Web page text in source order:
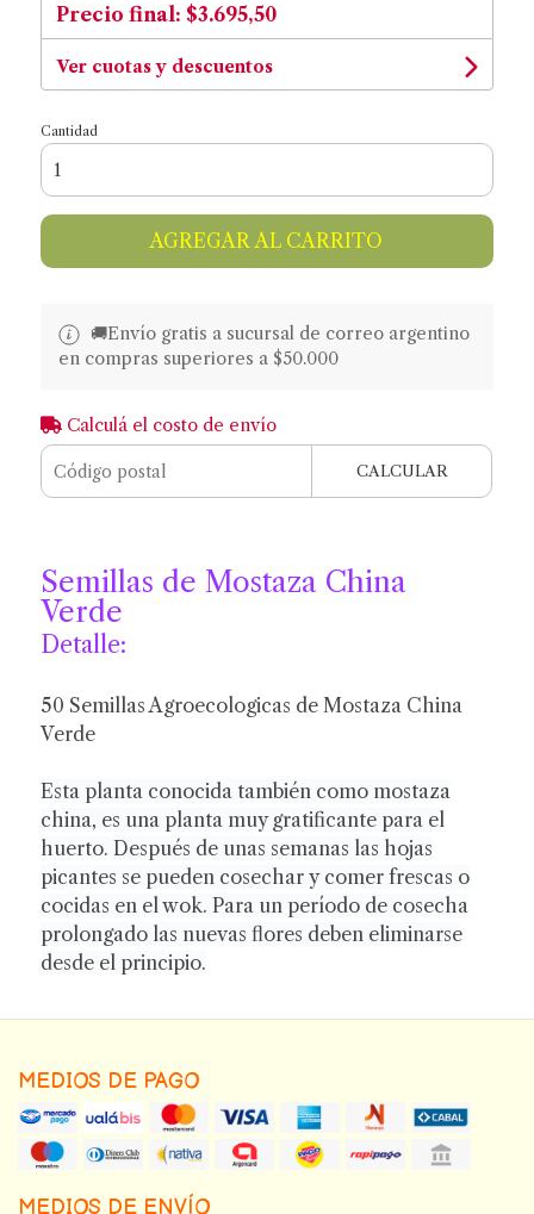
Precio final: $3.695,50
Ver cuotas y descuentos
Cantidad
AGREGAR AL CARRITO
🚚​​Envío gratis a sucursal de correo argentino
en compras superiores a $50.000
Calculá el costo de envío
CALCULAR
Semillas de Mostaza China
Verde
Detalle:
50 Semillas Agroecologicas de Mostaza China
Verde
Esta planta conocida también como mostaza
china, es una planta muy gratificante para el
huerto. Después de unas semanas las hojas
picantes se pueden cosechar y comer frescas o
cocidas en el wok. Para un período de cosecha
prolongado las nuevas flores deben eliminarse
desde el principio.
MEDIOS DE PAGO
MEDIOS DE ENVÍO